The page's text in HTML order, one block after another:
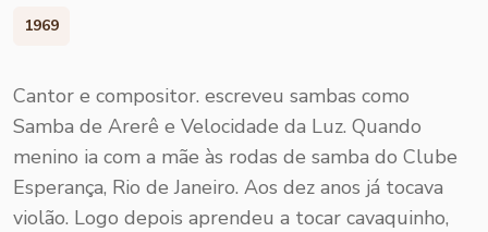
1969
Cantor e compositor. escreveu sambas como
Samba de Arerê e Velocidade da Luz. Quando
menino ia com a mãe às rodas de samba do Clube
Esperança, Rio de Janeiro. Aos dez anos já tocava
violão. Logo depois aprendeu a tocar cavaquinho,